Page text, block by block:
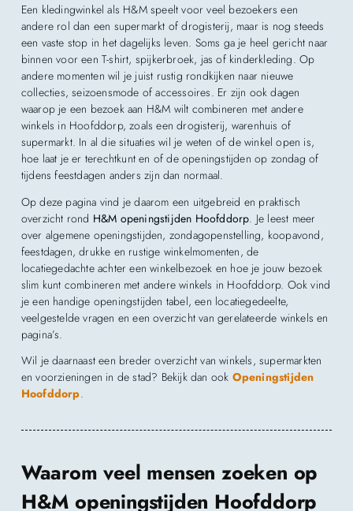
Een kledingwinkel als H&M speelt voor veel bezoekers een
andere rol dan een supermarkt of drogisterij, maar is nog steeds
een vaste stop in het dagelijks leven. Soms ga je heel gericht naar
binnen voor een T-shirt, spijkerbroek, jas of kinderkleding. Op
andere momenten wil je juist rustig rondkijken naar nieuwe
collecties, seizoensmode of accessoires. Er zijn ook dagen
waarop je een bezoek aan H&M wilt combineren met andere
winkels in Hoofddorp, zoals een drogisterij, warenhuis of
supermarkt. In al die situaties wil je weten of de winkel open is,
hoe laat je er terechtkunt en of de openingstijden op zondag of
tijdens feestdagen anders zijn dan normaal.
Op deze pagina vind je daarom een uitgebreid en praktisch
overzicht rond H&M openingstijden Hoofddorp. Je leest meer
over algemene openingstijden, zondagopenstelling, koopavond,
feestdagen, drukke en rustige winkelmomenten, de
locatiegedachte achter een winkelbezoek en hoe je jouw bezoek
slim kunt combineren met andere winkels in Hoofddorp. Ook vind
je een handige openingstijden tabel, een locatiegedeelte,
veelgestelde vragen en een overzicht van gerelateerde winkels en
pagina’s.
Wil je daarnaast een breder overzicht van winkels, supermarkten
en voorzieningen in de stad? Bekijk dan ook Openingstijden
Hoofddorp.
Waarom veel mensen zoeken op
H&M openingstijden Hoofddorp